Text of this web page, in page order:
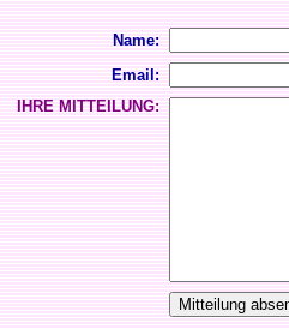
Name:
Email:
IHRE MITTEILUNG: